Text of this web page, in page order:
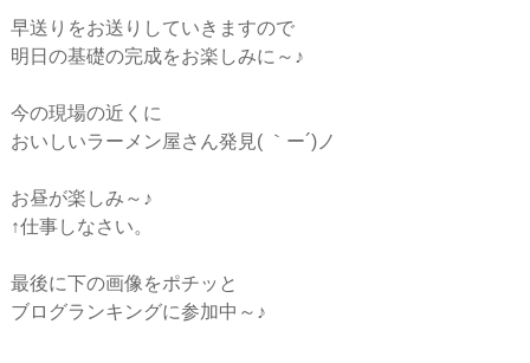
早送りをお送りしていきますので
明日の基礎の完成をお楽しみに～♪
今の現場の近くに
おいしいラーメン屋さん発見( ｀ー´)ノ
お昼が楽しみ～♪
↑仕事しなさい。
最後に下の画像をポチッと
ブログランキングに参加中～♪